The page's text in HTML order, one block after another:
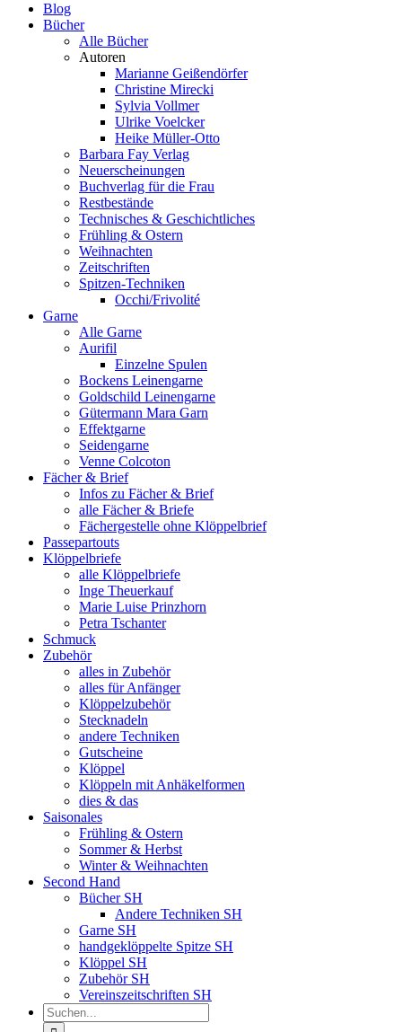
Blog
Bücher
Alle Bücher
Autoren
Marianne Geißendörfer
Christine Mirecki
Sylvia Vollmer
Ulrike Voelcker
Heike Müller-Otto
Barbara Fay Verlag
Neuerscheinungen
Buchverlag für die Frau
Restbestände
Technisches & Geschichtliches
Frühling & Ostern
Weihnachten
Zeitschriften
Spitzen-Techniken
Occhi/Frivolité
Garne
Alle Garne
Aurifil
Einzelne Spulen
Bockens Leinengarne
Goldschild Leinengarne
Gütermann Mara Garn
Effektgarne
Seidengarne
Venne Colcoton
Fächer & Brief
Infos zu Fächer & Brief
alle Fächer & Briefe
Fächergestelle ohne Klöppelbrief
Passepartouts
Klöppelbriefe
alle Klöppelbriefe
Inge Theuerkauf
Marie Luise Prinzhorn
Petra Tschanter
Schmuck
Zubehör
alles in Zubehör
alles für Anfänger
Klöppelzubehör
Stecknadeln
andere Techniken
Gutscheine
Klöppel
Klöppeln mit Anhäkelformen
dies & das
Saisonales
Frühling & Ostern
Sommer & Herbst
Winter & Weihnachten
Second Hand
Bücher SH
Andere Techniken SH
Garne SH
handgeklöppelte Spitze SH
Klöppel SH
Zubehör SH
Vereinszeitschriften SH
Suche
nach: